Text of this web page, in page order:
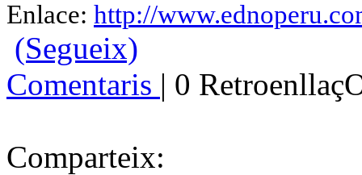
Enlace: http://www.ednoperu
(Segueix)
Comentaris | 0
Comparteix: